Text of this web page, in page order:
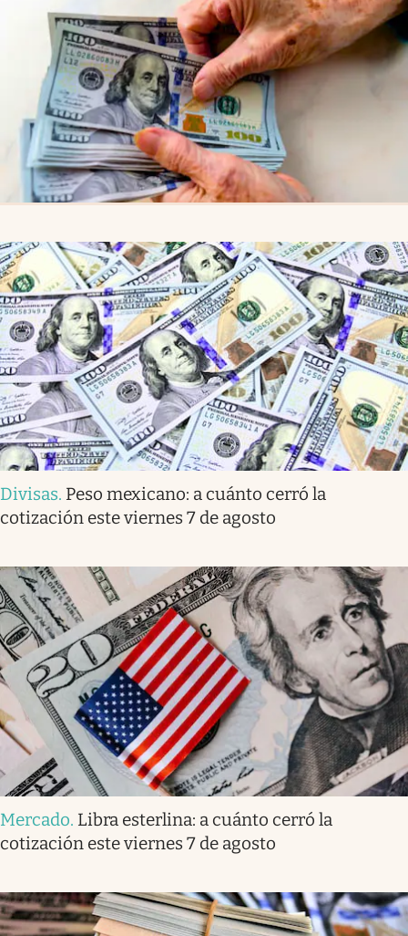
Divisas. Peso mexicano: a cuánto cerró la
cotización este viernes 7 de agosto
Mercado. Libra esterlina: a cuánto cerró la
cotización este viernes 7 de agosto